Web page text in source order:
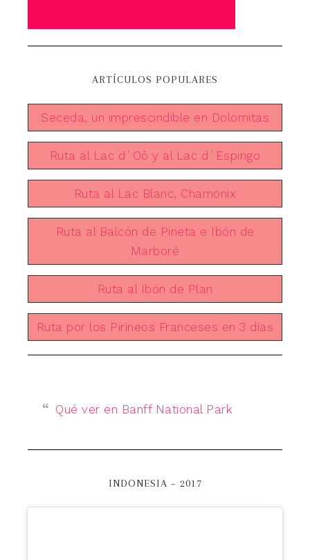
ARTÍCULOS POPULARES
Seceda, un imprescindible en Dolomitas
Ruta al Lac d´Oô y al Lac d´Espingo
Ruta al Lac Blanc, Chamonix
Ruta al Balcón de Pineta e Ibón de
Marboré
Ruta al Ibón de Plan
Ruta por los Pirineos Franceses en 3 días
Qué ver en Banff National Park
INDONESIA – 2017